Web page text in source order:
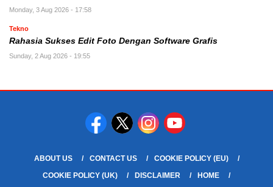
Monday, 3 Aug 2026 - 17:58
Tekno
Rahasia Sukses Edit Foto Dengan Software Grafis
Sunday, 2 Aug 2026 - 19:55
ABOUT US CONTACT US
COOKIE POLICY (EU)
COOKIE POLICY (UK)
DISCLAIMER HOME